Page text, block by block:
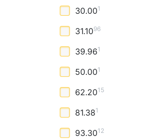
30.001
31.1096
39.961
50.001
62.2015
81.381
93.3012